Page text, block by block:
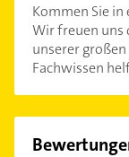
Kommen Sie in
Wir freuen uns
unserer
Fachwissen